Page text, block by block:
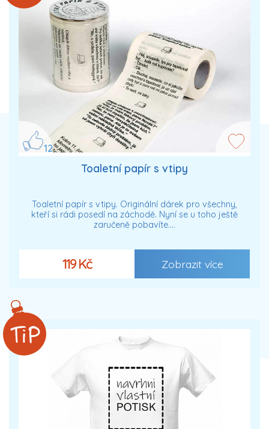
12
Toaletní papír s vtipy
Toaletní papír s vtipy. Originální dárek pro všechny,
kteří si rádi posedí na záchodě. Nyní se u toho ještě
zaručeně pobavíte.…
119 Kč Zobrazit více